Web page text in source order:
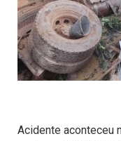
Acidente aconteceu